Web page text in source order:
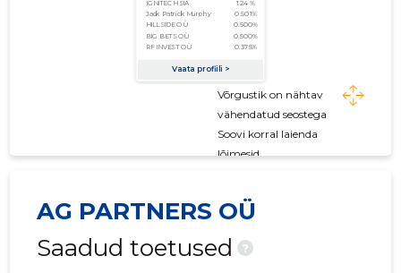
Võrgustik on nähtav
vähendatud seostega
Soovi korral laienda
lõimesid
AG PARTNERS OÜ
Saadud toetused
?